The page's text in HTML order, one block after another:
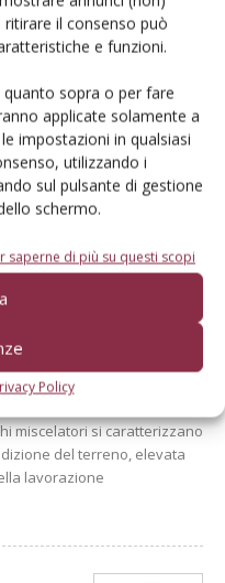
il consenso può
e funzioni.
sopra o per fare
applicate solamente a
impostazioni in qualsiasi
utilizzando i
sul pulsante di gestione
schermo.
saperne di più su questi scopi
Policy
per
miscelatori si caratterizzano
del terreno, elevata
lavorazione